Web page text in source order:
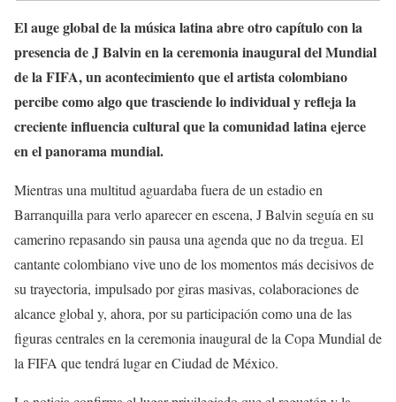
El auge global de la música latina abre otro capítulo con la
presencia de J Balvin en la ceremonia inaugural del Mundial
de la FIFA, un acontecimiento que el artista colombiano
percibe como algo que trasciende lo individual y refleja la
creciente influencia cultural que la comunidad latina ejerce
en el panorama mundial.
Mientras una multitud aguardaba fuera de un estadio en
Barranquilla para verlo aparecer en escena, J Balvin seguía en su
camerino repasando sin pausa una agenda que no da tregua. El
cantante colombiano vive uno de los momentos más decisivos de
su trayectoria, impulsado por giras masivas, colaboraciones de
alcance global y, ahora, por su participación como una de las
figuras centrales en la ceremonia inaugural de la Copa Mundial de
la FIFA que tendrá lugar en Ciudad de México.